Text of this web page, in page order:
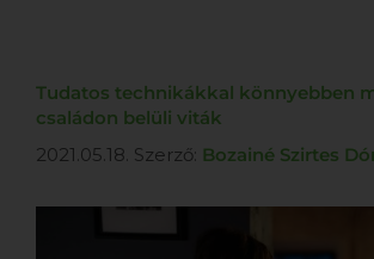
Tudatos technikákkal könnyebben
családon belüli viták
2021.05.18. Szerző: Bozainé Szirtes